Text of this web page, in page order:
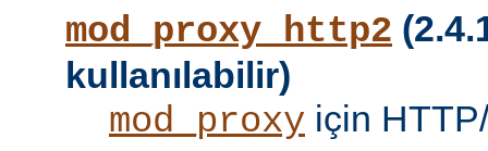
mod_proxy_http2
kullanılabilir)
mod_proxy için